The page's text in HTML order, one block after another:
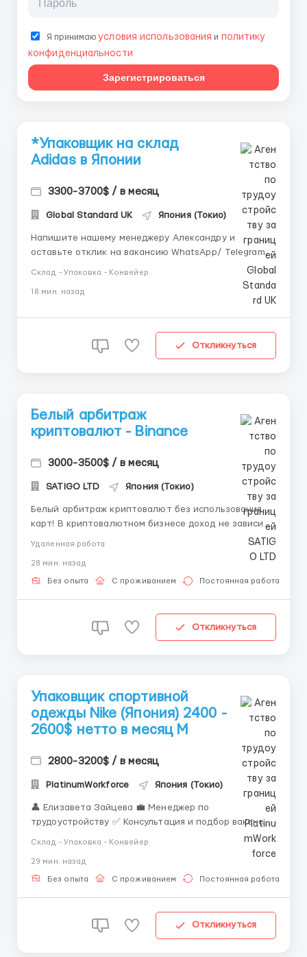
Я принимаюусловия использования и политику
конфиденциальности
Зарегистрироваться
*Упаковщик на склад
Adidas в Японии
3300-3700$ / в месяц
Global Standard UK Япония (Токио)
Напишите нашему менеджеру Александру и
оставьте отклик на вакансию WhatsApp/ Telegram /
IMO +44 73 4722 9780 📱 Telegram: +44 73 4722 9780
📱 IMO: +44 73 4722 9780 📱 WhatsApp : +44 73 4722
9780 📱 Telegram:@manager_Alexandr_E Вакансия:
Склад - Упаковка - Конвейер
18 мин. назад
Откликнуться
Белый арбитраж
криптовалют - Binance
3000-3500$ / в месяц
SATIGO LTD Япония (Токио)
Белый арбитраж криптовалют без использования
карт! В криптовалютном бизнесе доход не зависит
от прихоти работодателя или нестабильных
стабильность, проверенные инструменты и чёткую
стратегию для заработка с минимальными рисками.
Удаленная работа
28 мин. назад
Без опыта С проживанием Постоянная работа
Откликнуться
Упаковщик спортивной
одежды Nike (Япония) 2400 -
2600$ нетто в месяц M
2800-3200$ / в месяц
PlatinumWorkforce Япония (Токио)
👤 Елизавета Зайцева 💼 Менеджер по
трудоустройству ✅ Консультация и подбор вакансий
за границей ✅ Сопровождение на всех этапах
работодателями 📲 Связь: WhatsApp / Telegram: +44
7836 697670 Место работы: Япония (Токио / Осака
Склад - Упаковка - Конвейер
29 мин. назад
Без опыта С проживанием Постоянная работа
Откликнуться